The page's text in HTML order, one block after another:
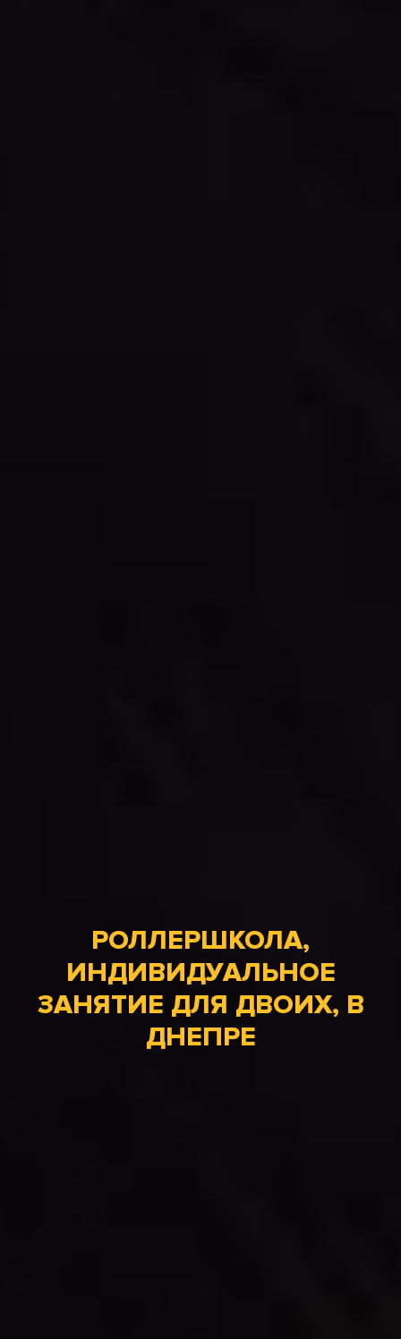
РОЛЛЕРШКОЛА,
ИНДИВИДУАЛЬНОЕ
ЗАНЯТИЕ ДЛЯ ДВОИХ, В
ДНЕПРЕ